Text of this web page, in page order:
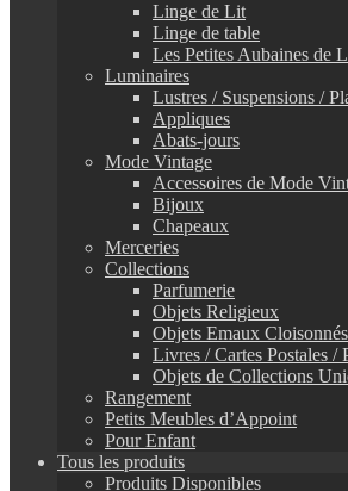
Linge de Lit
Linge de table
Les Petites Aubaines de
Luminaires
Lustres / Suspensions /
Appliques
Abats-jours
Mode Vintage
Accessoires de Mode
Bijoux
Chapeaux
Merceries
Collections
Parfumerie
Objets Religieux
Objets Emaux Cloisonnés
Livres / Cartes Postales /
Objets de Collections
Rangement
Petits Meubles d’Appoint
Pour Enfant
Tous les produits
Produits Disponibles